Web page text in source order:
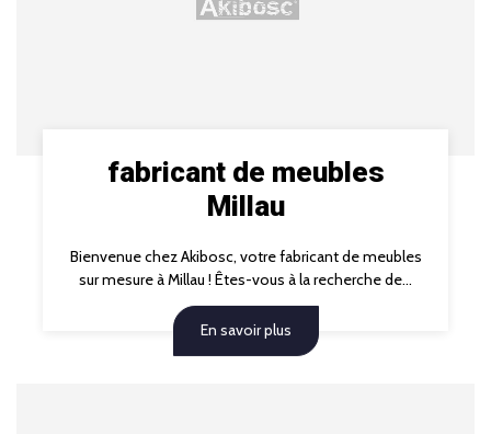
fabricant de meubles
Millau
Bienvenue chez Akibosc, votre fabricant de meubles
sur mesure à Millau ! Êtes-vous à la recherche de...
En savoir plus